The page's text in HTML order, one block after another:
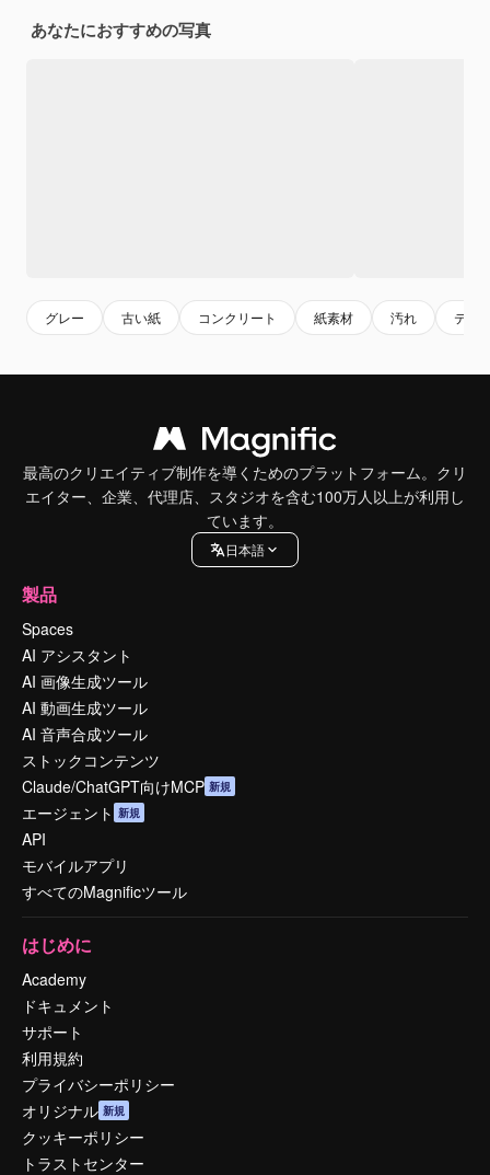
あなたにおすすめの写真
グレー 古い紙 コンクリート 紙素材 汚れ テク
最高のクリエイティブ制作を導くためのプラットフォーム。クリ
エイター、企業、代理店、スタジオを含む100万人以上が利用し
ています。
日本語
製品
Spaces
AI アシスタント
AI 画像生成ツール
AI 動画生成ツール
AI 音声合成ツール
ストックコンテンツ
Claude/ChatGPT向けMCP 新規
エージェント 新規
API
モバイルアプリ
すべてのMagnificツール
はじめに
Academy
ドキュメント
サポート
利用規約
プライバシーポリシー
オリジナル 新規
クッキーポリシー
トラストセンター